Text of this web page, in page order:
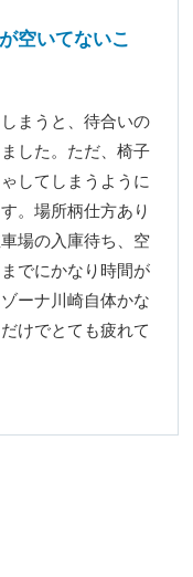
空いてないこ
まうと、待合いの
した。ただ、椅子
してしまうように
。場所柄仕方あり
場の入庫待ち、空
でにかなり時間が
ーナ川崎自体かな
けでとても疲れて